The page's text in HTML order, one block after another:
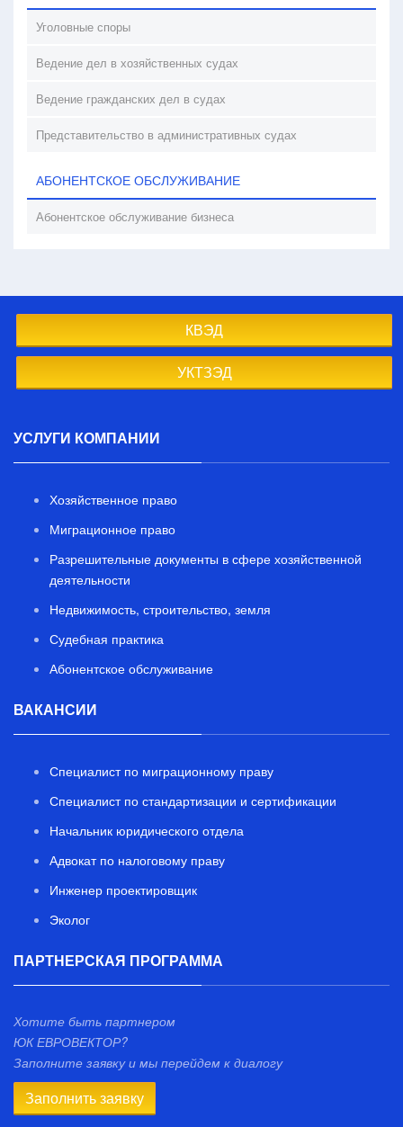
Уголовные споры
Ведение дел в хозяйственных судах
Ведение гражданских дел в судах
Представительство в административных судах
АБОНЕНТСКОЕ ОБСЛУЖИВАНИЕ
Абонентское обслуживание бизнеса
КВЭД
УКТЗЭД
УСЛУГИ КОМПАНИИ
Хозяйственное право
Миграционное право
Разрешительные документы в сфере хозяйственной
деятельности
Недвижимость, строительство, земля
Судебная практика
Абонентское обслуживание
ВАКАНСИИ
Специалист по миграционному праву
Специалист по стандартизации и сертификации
Начальник юридического отдела
Адвокат по налоговому праву
Инженер проектировщик
Эколог
ПАРТНЕРСКАЯ ПРОГРАММА
Хотите быть партнером
ЮК ЕВРОВЕКТОР?
Заполните заявку и мы перейдем к диалогу
Заполнить заявку